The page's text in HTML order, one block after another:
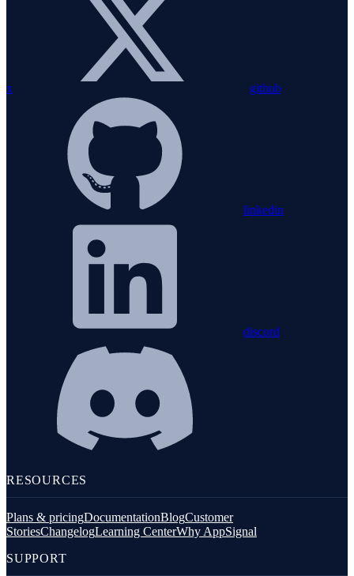
x github
linkedin
discord
RESOURCES
Plans & pricingDocumentationBlogCustomer
StoriesChangelogLearning CenterWhy AppSignal
SUPPORT